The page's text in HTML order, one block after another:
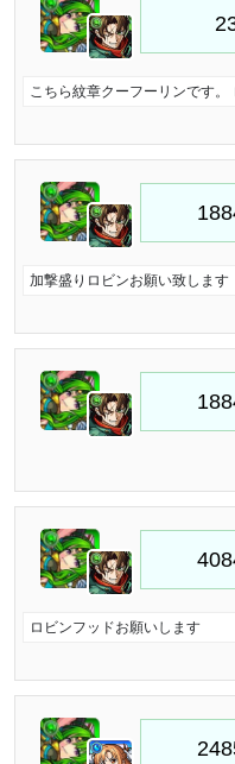
こちら紋章クーフーリンです。
加撃盛りロビンお願い致します
ロビンフッドお願いします